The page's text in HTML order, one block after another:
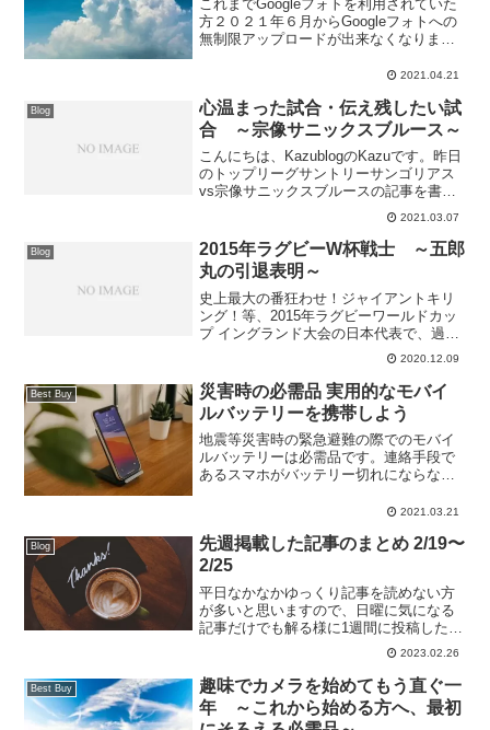
これまでGoogleフォトを利用されていた
方２０２１年６月からGoogleフォトへの
無制限アップロードが出来なくなりま
ップされたアイテムは保存容量を使用す
保存分は別途検...
2021.04.21
Blog
心温まった試合・伝え残したい試
合 ～宗像サニックスブルース～
こんにちは、KazublogのKazuです。昨日
のトップリーグサントリーサンゴリアス
vs宗像サニックスブルースの記事を書い
ていて思い出したことがありましたので
サニックスも素晴らしいチームなので！
と記載しました。今日は宗像サニックス
ブルースの...
2021.03.07
Blog
2015年ラグビーW杯戦士 ～五郎
丸の引退表明～
史上最大の番狂わせ！ジャイアントキリ
ング！等、2015年ラグビーワールドカッ
プ イングランド大会の日本代表で、過去
2度ワールドカップを制したスプリングボ
クス（南アフリカ代表）に逆転勝利した
メンバーの一人、ヤマハ発動機ジュビロ
所属の五郎丸歩選...
2020.12.09
Best Buy
災害時の必需品 実用的なモバイ
ルバッテリーを携帯しよう
地震等災害時の緊急避難の際でのモバイ
ルバッテリーは必需品です。連絡手段で
あるスマホがバッテリー切れにならない
が望ましいモバイルバッテリー。多々あ
のが安心です。
2021.03.21
Blog
先週掲載した記事のまとめ 2/19〜
2/25
平日なかなかゆっくり記事を読めない方
が多いと思いますので、日曜に気になる
記事だけでも解る様に1週間に投稿した記
事のタイトルとリンクを纏めます。Mac
や iPad、iPhone などの買い替えや利用で
疑問がある方の参考になればと思いま
す。
2023.02.26
Best Buy
趣味でカメラを始めてもう直ぐ一
年 ～これから始める方へ、最初